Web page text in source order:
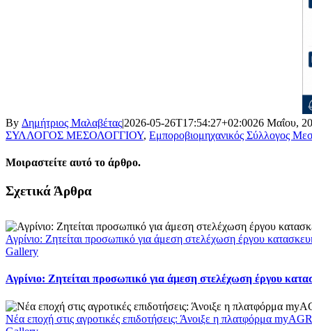
By Δημήτριος Μαλαβέτας|2026-05-26T17:54:27+02:0026 Μαΐου,
ΣΥΛΛΟΓΟΣ ΜΕΣΟΛΟΓΓΙΟΥ, Εμποροβιομηχανικός Σύλλογος
Μοιραστείτε αυτό το άρθρο.
Facebook
X
LinkedIn
WhatsApp
Email
Σχετικά Άρθρα
Αγρίνιο: Ζητείται προσωπικό για άμεση στελέχωση έργου
Gallery
Αγρίνιο: Ζητείται προσωπικό για άμεση στελέχωση έργου
Νέα εποχή στις αγροτικές επιδοτήσεις: Άνοιξε η πλατφόρμα